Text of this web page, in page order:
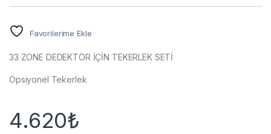
Favorilerime Ekle
33 ZONE DEDEKTÖR İÇİN TEKERLEK SETİ
Opsiyonel Tekerlek
4.620₺